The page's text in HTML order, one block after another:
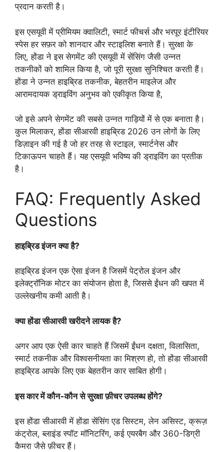
प्रदान करती है।
इस एसयूवी में प्रीमियम क्वालिटी, स्मार्ट फीचर्स और भरपूर इंटीरियर
स्पेस हर सफ़र को शानदार और स्टाइलिश बनाते हैं। सुरक्षा के
लिए, होंडा ने इस सेगमेंट की एसयूवी में सेंसिंग जैसी उन्नत
तकनीकों को शामिल किया है, जो पूरी सुरक्षा सुनिश्चित करती हैं।
होंडा ने उन्नत हाइब्रिड तकनीक, बेहतरीन माइलेज और
आरामदायक ड्राइविंग अनुभव को एकीकृत किया है,
जो इसे अपने सेगमेंट की सबसे उन्नत गाड़ियों में से एक बनाता है।
कुल मिलाकर, होंडा सीआरवी हाइब्रिड 2026 उन लोगों के लिए
डिज़ाइन की गई है जो हर तरह से स्टाइल, स्मार्टनेस और
टिकाऊपन चाहते हैं। यह एसयूवी भविष्य की ड्राइविंग का प्रतीक
है।
FAQ: Frequently Asked
Questions
हाइब्रिड इंजन क्या है?
हाइब्रिड इंजन एक ऐसा इंजन है जिसमें पेट्रोल इंजन और
इलेक्ट्रॉनिक मोटर का संयोजन होता है, जिससे ईंधन की खपत में
उल्लेखनीय कमी आती है।
क्या होंडा सीआरवी खरीदने लायक है?
अगर आप एक ऐसी कार चाहते हैं जिसमें ईंधन दक्षता, विलासिता,
स्मार्ट तकनीक और विश्वसनीयता का मिश्रण हो, तो होंडा सीआरवी
हाइब्रिड आपके लिए एक बेहतरीन कार साबित होगी।
इस कार में कौन-कौन से सुरक्षा फ़ीचर उपलब्ध होंगे?
इस होंडा सीआरवी में होंडा सेंसिंग एड सिस्टम, लेन असिस्ट, क्रूज़
कंट्रोल, ब्लाइंड स्पॉट मॉनिटरिंग, कई एयरबैग और 360-डिग्री
कैमरा जैसे फ़ीचर हैं।